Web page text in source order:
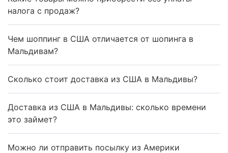
налога с продаж?
Чем шоппинг в США отличается от шопинга в
Мальдивам?
Сколько стоит доставка из США в Мальдивы?
Доставка из США в Мальдивы: сколько времени
это займет?
Можно ли отправить посылку из Америки